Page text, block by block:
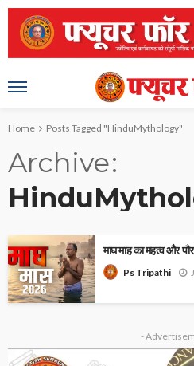
Home Posts Tagged "HinduMythology"
Archive
माघ माह का महत्व और
Ps Tripathi
-